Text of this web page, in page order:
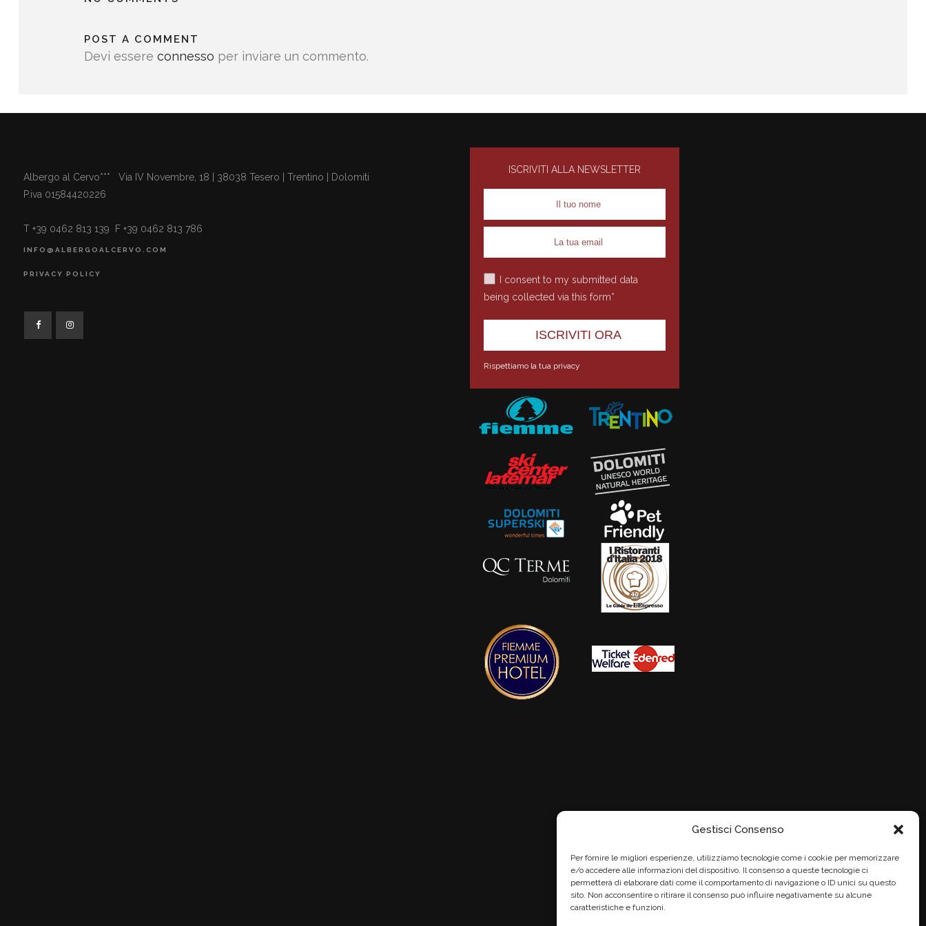
Gestisci Consenso
Per fornire le migliori esperienze, utilizziamo tecnologie come i cookie per memorizzare
e/o accedere alle informazioni del dispositivo. Il consenso a queste tecnologie ci
permetterà di elaborare dati come il comportamento di navigazione o ID unici su questo
sito. Non acconsentire o ritirare il consenso può influire negativamente su alcune
caratteristiche e funzioni.
POST A COMMENT
Devi essere connesso per inviare un commento.
Albergo al Cervo*** Via IV Novembre, 18 | 38038 Tesero | Trentino | Dolomiti
P.iva 01584420226
T +39 0462 813 139 F +39 0462 813 786
INFO@ALBERGOALCERVO.COM
PRIVACY POLICY
ISCRIVITI ALLA NEWSLETTER
I consent to my submitted data
being collected via this form*
Rispettiamo la tua privacy